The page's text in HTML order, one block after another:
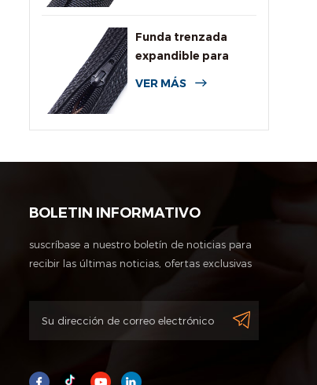
Funda trenzada
expandible para
cables con
VER MÁS
BOLETIN INFORMATIVO
suscríbase a nuestro boletín de noticias para
recibir las últimas noticias, ofertas exclusivas